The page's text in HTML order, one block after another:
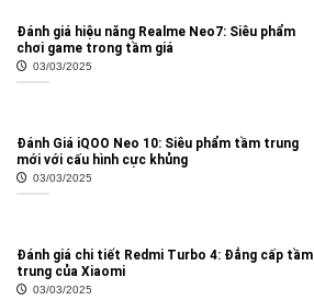
Đánh giá hiệu năng Realme Neo7: Siêu phẩm
chơi game trong tầm giá
03/03/2025
Đánh Giá iQOO Neo 10: Siêu phẩm tầm trung
mới với cấu hình cực khủng
03/03/2025
Đánh giá chi tiết Redmi Turbo 4: Đẳng cấp tầm
trung của Xiaomi
03/03/2025